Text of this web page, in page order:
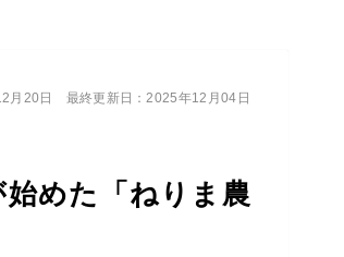
めた「ねりま農
月20日 最終更新日：2025年12月04日